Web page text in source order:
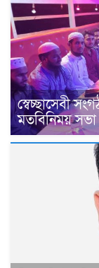
স্বেচ্ছাসেবী
মতবিনিময় সভা